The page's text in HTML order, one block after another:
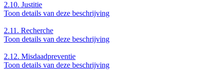
2.10. Justitie
Toon details van deze beschrijving
2.11. Recherche
Toon details van deze beschrijving
2.12. Misdaadpreventie
Toon details van deze beschrijving